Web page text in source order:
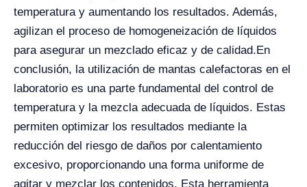
temperatura y aumentando los resultados. Además,
agilizan el proceso de homogeneización de líquidos
para asegurar un mezclado eficaz y de calidad.En
conclusión, la utilización de mantas calefactoras en el
laboratorio es una parte fundamental del control de
temperatura y la mezcla adecuada de líquidos. Estas
permiten optimizar los resultados mediante la
reducción del riesgo de daños por calentamiento
excesivo, proporcionando una forma uniforme de
agitar y mezclar los contenidos. Esta herramienta